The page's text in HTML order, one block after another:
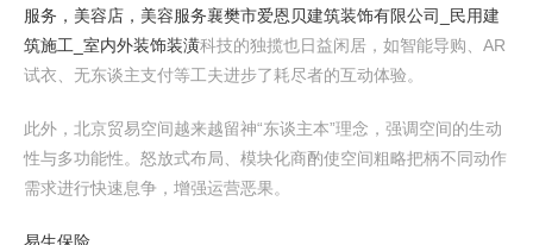
服务，美容店，美容服务襄樊市爱恩贝建筑装饰有限公司_民用建
筑施工_室内外装饰装潢科技的独揽也日益闲居，如智能导购、AR
试衣、无东谈主支付等工夫进步了耗尽者的互动体验。
此外，北京贸易空间越来越留神“东谈主本”理念，强调空间的生动
性与多功能性。怒放式布局、模块化商酌使空间粗略把柄不同动作
需求进行快速息争，增强运营恶果。